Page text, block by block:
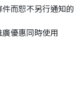
而恕不另行通知的
優惠同時使用